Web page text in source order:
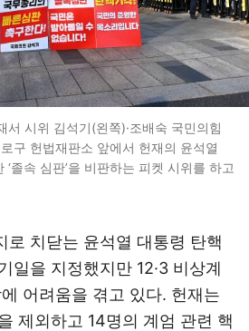
서 시위 김석기(왼쪽)·조배숙 국민의힘
구 헌법재판소 앞에서 헌재의 윤석열
졸속 심판’을 비판하는 피켓 시위를 하고
로 치닫는 윤석열 대통령 탄핵
일을 지정했지만 12·3 비상계
어려움을 겪고 있다. 헌재는
제외하고 14명의 계엄 관련 핵